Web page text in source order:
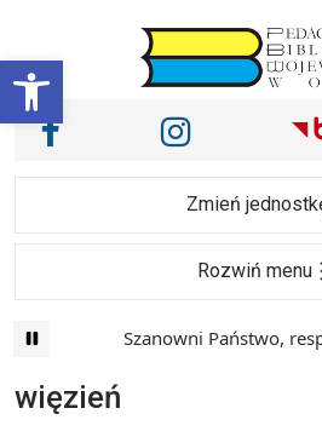
Otwórz pasek
Main Navigation
Nasze media
Facebook Instagram
Zmień
Rozwiń menu
Szanowni Państwo,
więzień